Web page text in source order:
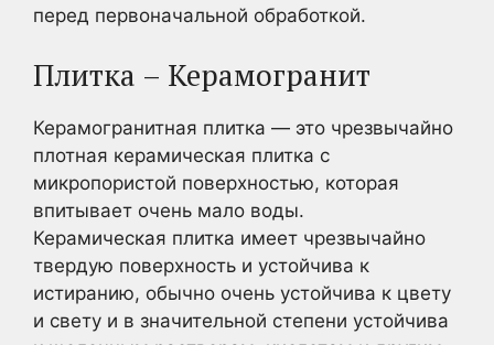
перед первоначальной обработкой.
Плитка – Керамогранит
Керамогранитная плитка — это чрезвычайно
плотная керамическая плитка с
микропористой поверхностью, которая
впитывает очень мало воды.
Керамическая плитка имеет чрезвычайно
твердую поверхность и устойчива к
истиранию, обычно очень устойчива к цвету
и свету и в значительной степени устойчива